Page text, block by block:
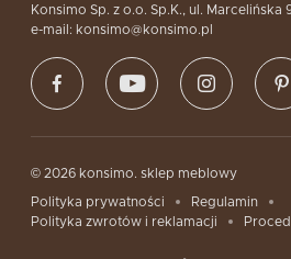
Konsimo Sp. z o.o. Sp.K., ul. Marcelińska
e-mail: konsimo@konsimo.pl
© 2026 konsimo. sklep meblowy
Polityka prywatności
Regulamin
Polityka zwrotów i reklamacji